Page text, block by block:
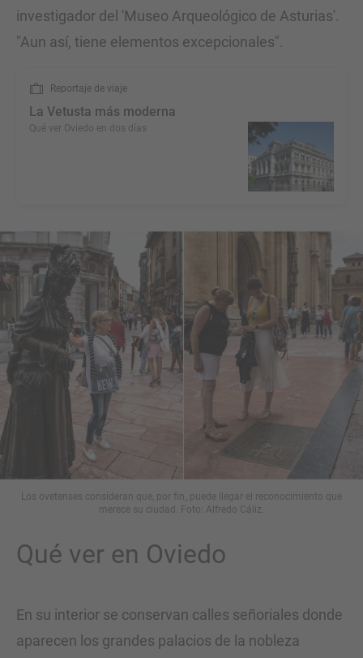
investigador del 'Museo Arqueológico de Asturias'.
"Aun así, tiene elementos excepcionales".
Reportaje de viaje
La Vetusta más moderna
Qué ver Oviedo en dos días
Los ovetenses consideran que, por fin, puede llegar el reconocimiento que
merece su ciudad. Foto: Alfredo Cáliz.
Qué ver en Oviedo
En su interior se conservan calles señoriales donde
aparecen los grandes palacios de la nobleza